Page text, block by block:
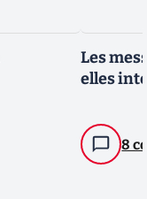
Les
elles
8